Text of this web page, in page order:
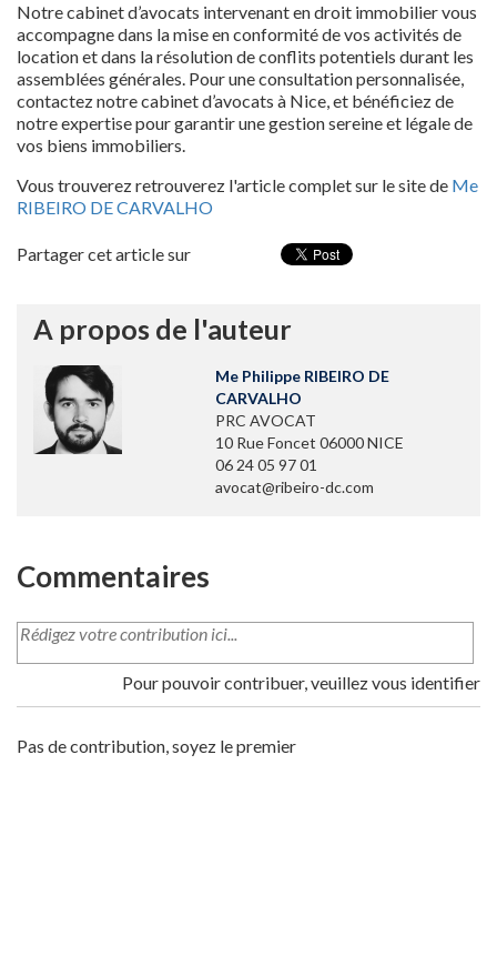
Notre cabinet d’avocats intervenant en droit immobilier vous
accompagne dans la mise en conformité de vos activités de
location et dans la résolution de conflits potentiels durant les
assemblées générales. Pour une consultation personnalisée,
contactez notre cabinet d’avocats à Nice, et bénéficiez de
notre expertise pour garantir une gestion sereine et légale de
vos biens immobiliers.
Vous trouverez retrouverez l'article complet sur le site de Me
RIBEIRO DE CARVALHO
Partager cet article sur
A propos de l'auteur
Me Philippe RIBEIRO DE
CARVALHO
PRC AVOCAT
10 Rue Foncet 06000 NICE
06 24 05 97 01
avocat@ribeiro-dc.com
Commentaires
Pour pouvoir contribuer, veuillez vous identifier
Pas de contribution, soyez le premier